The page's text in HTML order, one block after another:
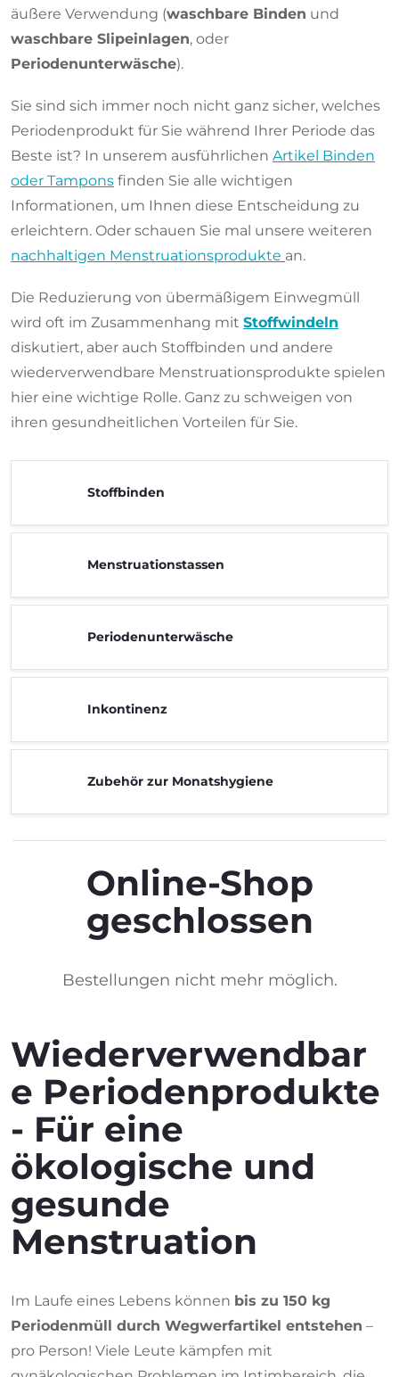
äußere Verwendung (waschbare Binden und
waschbare Slipeinlagen, oder
Periodenunterwäsche).
Sie sind sich immer noch nicht ganz sicher, welches
Periodenprodukt für Sie während Ihrer Periode das
Beste ist? In unserem ausführlichen Artikel Binden
oder Tampons finden Sie alle wichtigen
Informationen, um Ihnen diese Entscheidung zu
erleichtern. Oder schauen Sie mal unsere weiteren
nachhaltigen Menstruationsprodukte an.
Die Reduzierung von übermäßigem Einwegmüll
wird oft im Zusammenhang mit Stoffwindeln
diskutiert, aber auch Stoffbinden und andere
wiederverwendbare Menstruationsprodukte spielen
hier eine wichtige Rolle. Ganz zu schweigen von
ihren gesundheitlichen Vorteilen für Sie.
Stoffbinden
Menstruationstassen
Periodenunterwäsche
Inkontinenz
Zubehör zur Monatshygiene
Online-Shop
geschlossen
Bestellungen nicht mehr möglich.
Wiederverwendbar
e Periodenprodukte
- Für eine
ökologische und
gesunde
Menstruation
Im Laufe eines Lebens können bis zu 150 kg
Periodenmüll durch Wegwerfartikel entstehen –
pro Person! Viele Leute kämpfen mit